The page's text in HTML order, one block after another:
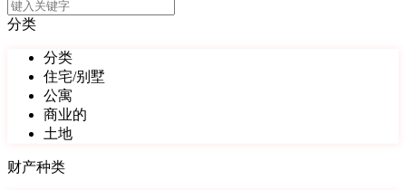
分类
分类
住宅/别墅
公寓
商业的
土地
财产种类